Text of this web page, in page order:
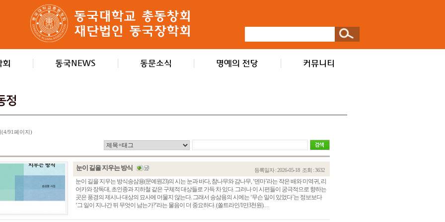
(4/91페이지)
눈이 길을 지우는 방식 등록일자 : 2026-05-18 조회 : 3632
눈이 길을 지우는 방식송삼용(문예원23)의 시는 눈과 바다, 참나무와 감나무, ‘덴마’라는 작은 배와 미역귀, 리
어카와 장독대, 초인종과 지하철 같은 구체적 대상들로 가득 차 있다. 그러나 이 시편들이 궁극적으로 향하는
곳은 풍경의 제시나 대상의 묘사에 머물지 않는다. 그래서 송삼용의 시에는 ‘무슨 일이 있었다’는 정보보다
‘그 일이 지나간 뒤 무엇이 남는가?’라는 물음이 더 중요하다. (쏠트라인/1만3천원). . .